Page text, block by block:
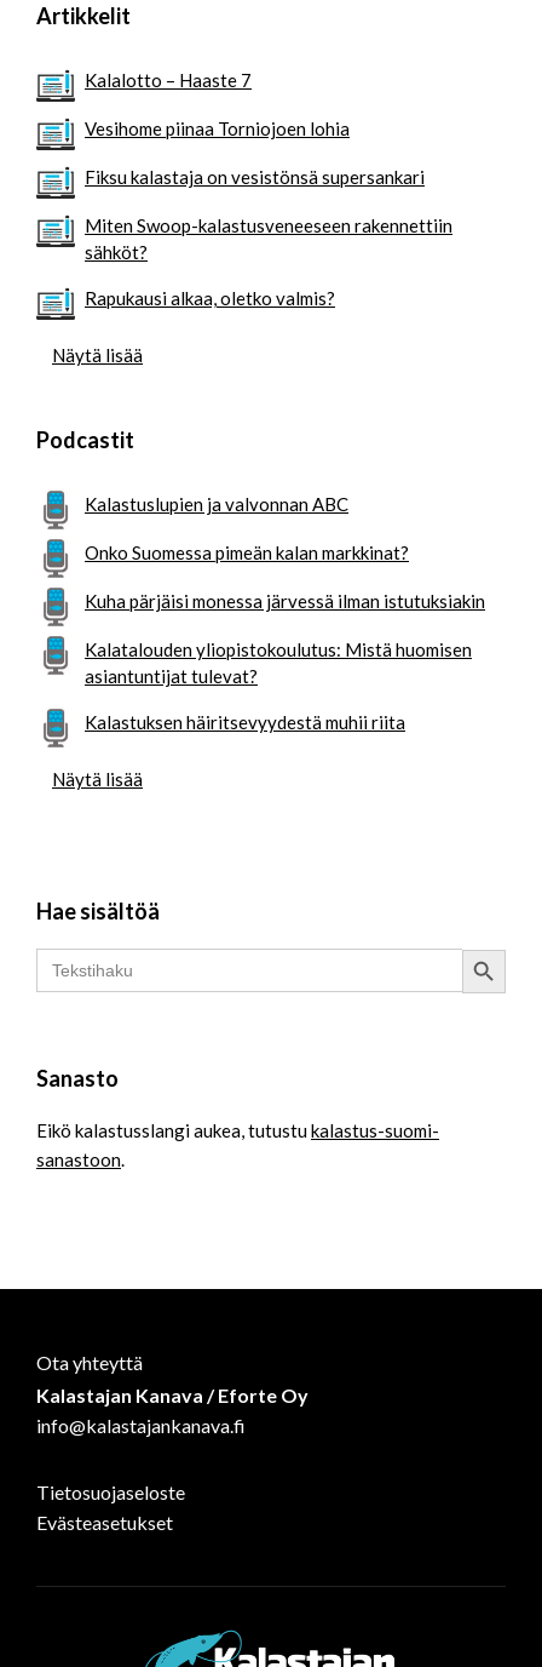
Artikkelit
Kalalotto – Haaste 7
Vesihome piinaa Torniojoen lohia
Fiksu kalastaja on vesistönsä supersankari
Miten Swoop-kalastusveneeseen rakennettiin
sähköt?
Rapukausi alkaa, oletko valmis?
Näytä lisää
Podcastit
Kalastuslupien ja valvonnan ABC
Onko Suomessa pimeän kalan markkinat?
Kuha pärjäisi monessa järvessä ilman istutuksiakin
Kalatalouden yliopistokoulutus: Mistä huomisen
asiantuntijat tulevat?
Kalastuksen häiritsevyydestä muhii riita
Näytä lisää
Hae sisältöä
Search
for:
Search Button
Sanasto
Eikö kalastusslangi aukea, tutustukalastus-suomi-
sanastoon.
Ota yhteyttä
Kalastajan Kanava / Eforte Oy
info@kalastajankanava.fi
Tietosuojaseloste
Evästeasetukset